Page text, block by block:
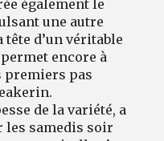
également le
une autre
d’un véritable
encore à
premiers pas
de la variété, a
les samedis soir